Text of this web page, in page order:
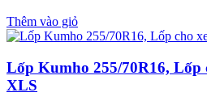
Thêm vào giỏ
Lốp Kumho 255/70R16, Lốp
XLS